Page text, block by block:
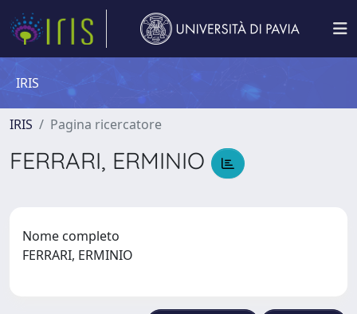
IRIS
IRIS Pagina ricercatore
FERRARI, ERMINIO
Nome completo
FERRARI, ERMINIO